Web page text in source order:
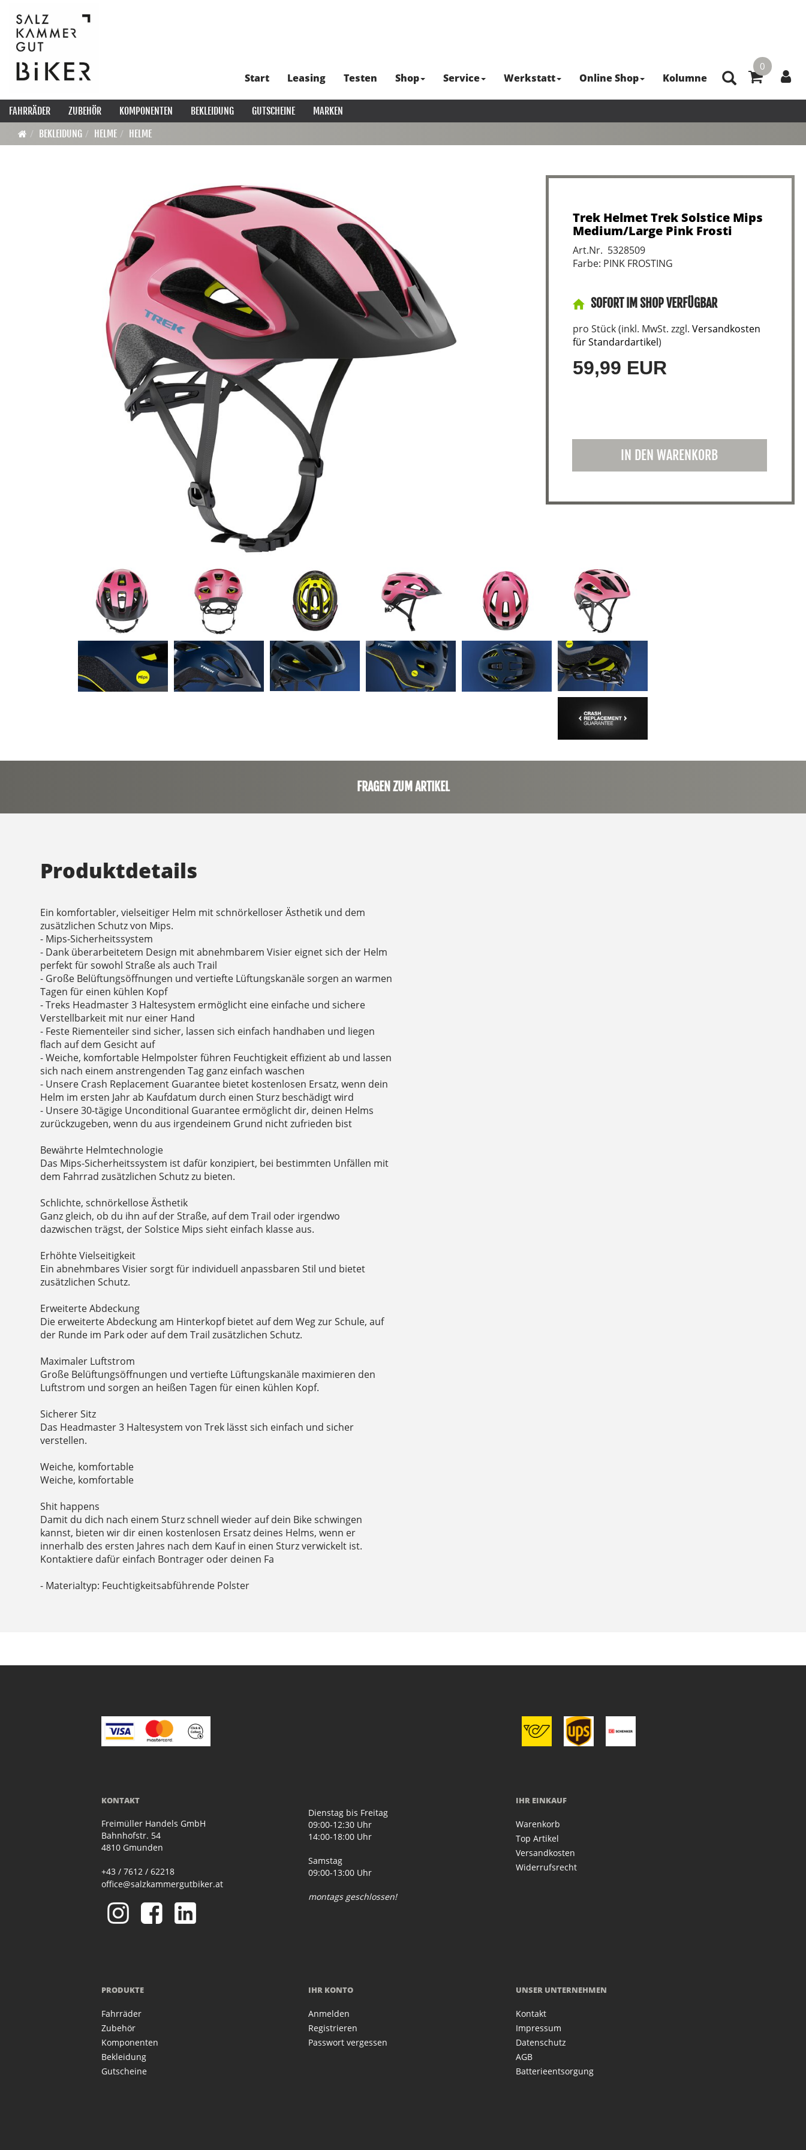
0
Start Leasing Testen Shop Service Werkstatt Online Shop Kolumne
FAHRRÄDER ZUBEHÖR KOMPONENTEN BEKLEIDUNG GUTSCHEINE
MARKEN
BEKLEIDUNG
HELME HELME
Trek Helmet Trek Solstice Mips
Medium/Large Pink Frosti
Art.Nr. 5328509
Farbe: PINK FROSTING
SOFORT IM SHOP VERFÜGBAR
pro Stück (inkl. MwSt. zzgl. Versandkosten
für Standardartikel)
59,99 EUR
IN DEN WARENKORB
FRAGEN ZUM ARTIKEL
Produktdetails
Ein komfortabler, vielseitiger Helm mit schnörkelloser Ästhetik und dem
zusätzlichen Schutz von Mips.
- Mips-Sicherheitssystem
- Dank überarbeitetem Design mit abnehmbarem Visier eignet sich der Helm
perfekt für sowohl Straße als auch Trail
- Große Belüftungsöffnungen und vertiefte Lüftungskanäle sorgen an warmen
Tagen für einen kühlen Kopf
- Treks Headmaster 3 Haltesystem ermöglicht eine einfache und sichere
Verstellbarkeit mit nur einer Hand
- Feste Riementeiler sind sicher, lassen sich einfach handhaben und liegen
flach auf dem Gesicht auf
- Weiche, komfortable Helmpolster führen Feuchtigkeit effizient ab und lassen
sich nach einem anstrengenden Tag ganz einfach waschen
- Unsere Crash Replacement Guarantee bietet kostenlosen Ersatz, wenn dein
Helm im ersten Jahr ab Kaufdatum durch einen Sturz beschädigt wird
- Unsere 30-tägige Unconditional Guarantee ermöglicht dir, deinen Helms
zurückzugeben, wenn du aus irgendeinem Grund nicht zufrieden bist
Bewährte Helmtechnologie
Das Mips-Sicherheitssystem ist dafür konzipiert, bei bestimmten Unfällen mit
dem Fahrrad zusätzlichen Schutz zu bieten.
Schlichte, schnörkellose Ästhetik
Ganz gleich, ob du ihn auf der Straße, auf dem Trail oder irgendwo
dazwischen trägst, der Solstice Mips sieht einfach klasse aus.
Erhöhte Vielseitigkeit
Ein abnehmbares Visier sorgt für individuell anpassbaren Stil und bietet
zusätzlichen Schutz.
Erweiterte Abdeckung
Die erweiterte Abdeckung am Hinterkopf bietet auf dem Weg zur Schule, auf
der Runde im Park oder auf dem Trail zusätzlichen Schutz.
Maximaler Luftstrom
Große Belüftungsöffnungen und vertiefte Lüftungskanäle maximieren den
Luftstrom und sorgen an heißen Tagen für einen kühlen Kopf.
Sicherer Sitz
Das Headmaster 3 Haltesystem von Trek lässt sich einfach und sicher
verstellen.
Weiche, komfortable
Weiche, komfortable
Shit happens
Damit du dich nach einem Sturz schnell wieder auf dein Bike schwingen
kannst, bieten wir dir einen kostenlosen Ersatz deines Helms, wenn er
innerhalb des ersten Jahres nach dem Kauf in einen Sturz verwickelt ist.
Kontaktiere dafür einfach Bontrager oder deinen Fa
- Materialtyp: Feuchtigkeitsabführende Polster
KONTAKT
Freimüller Handels GmbH
Bahnhofstr. 54
4810 Gmunden
+43 / 7612 / 62218
office@salzkammergutbiker.at
Dienstag bis Freitag
09:00-12:30 Uhr
14:00-18:00 Uhr
Samstag
09:00-13:00 Uhr
montags geschlossen!
IHR EINKAUF
Warenkorb
Top Artikel
Versandkosten
Widerrufsrecht
PRODUKTE
Fahrräder
Zubehör
Komponenten
Bekleidung
Gutscheine
IHR KONTO
Anmelden
Registrieren
Passwort vergessen
UNSER UNTERNEHMEN
Kontakt
Impressum
Datenschutz
AGB
Batterieentsorgung